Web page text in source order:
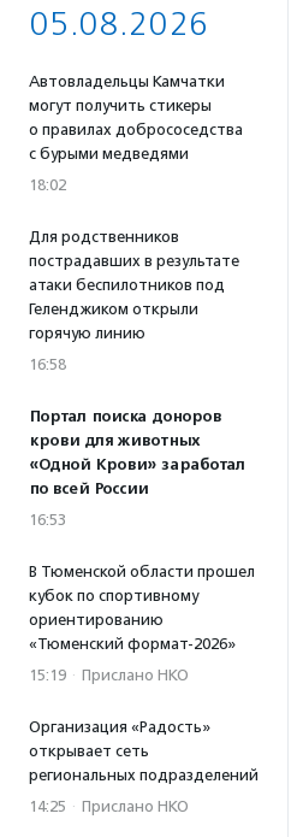
05.08.2026
Автовладельцы Камчатки
могут получить стикеры
о правилах добрососедства
с бурыми медведями
18:02
Для родственников
пострадавших в результате
атаки беспилотников под
Геленджиком открыли
горячую линию
16:58
Портал поиска доноров
крови для животных
«Одной Крови» заработал
по всей России
16:53
В Тюменской области прошел
кубок по спортивному
ориентированию
«Тюменский формат-2026»
15:19 · Прислано НКО
Организация «Радость»
открывает сеть
региональных подразделений
14:25 · Прислано НКО